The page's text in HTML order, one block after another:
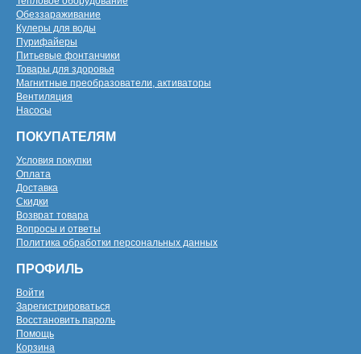
Обеззараживание
Кулеры для воды
Пурифайеры
Питьевые фонтанчики
Товары для здоровья
Магнитные преобразователи, активаторы
Вентиляция
Насосы
ПОКУПАТЕЛЯМ
Условия покупки
Оплата
Доставка
Скидки
Возврат товара
Вопросы и ответы
Политика обработки персональных данных
ПРОФИЛЬ
Войти
Зарегистрироваться
Восстановить пароль
Помощь
Корзина